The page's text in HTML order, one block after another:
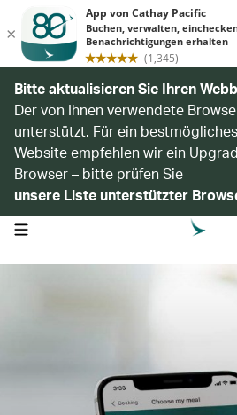
Bitte aktualisieren Sie Ihren
Der von Ihnen verwendete
unterstützt. Für ein
Website empfehlen wir ein
Browser – bitte prüfen Sie
unsere Liste unterstützter
open navigation menu